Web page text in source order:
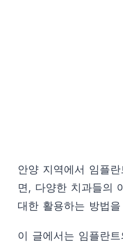
안양 지역에서 임플
면, 다양한 치과들의
대한 활용하는 방법
이 글에서는 임플란